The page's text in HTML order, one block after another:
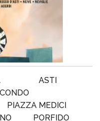
ASTI
PIAZZA MEDICI
PORFIDO